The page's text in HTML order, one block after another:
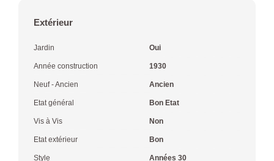
Extérieur
Jardin Oui
Année construction 1930
Neuf - Ancien Ancien
Etat général Bon Etat
Vis à Vis Non
Etat extérieur Bon
Style Années 30